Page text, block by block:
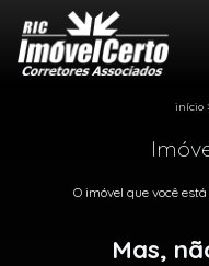
início
O imóvel que você
Mas,